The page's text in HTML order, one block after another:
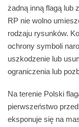
żadną inną flagą lub
RP nie wolno
rodzaju rysunków.
ochrony symboli
uszkodzenie lub
ograniczenia lub
Na terenie Polski
pierwszeństwo
eksponuje się na